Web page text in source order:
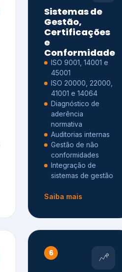
Sistemas de
Gestão,
Certificações
e
Conformidade
ISO 9001, 14001 e
45001
ISO 20000, 22000,
41001 e 14064
Diagnóstico de
aderência
normativa
Auditorias internas
Gestão de não
conformidades
Integração de
sistemas de gestão
Saiba mais
6